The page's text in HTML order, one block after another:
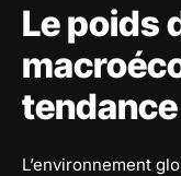
Le poids
L’environnement